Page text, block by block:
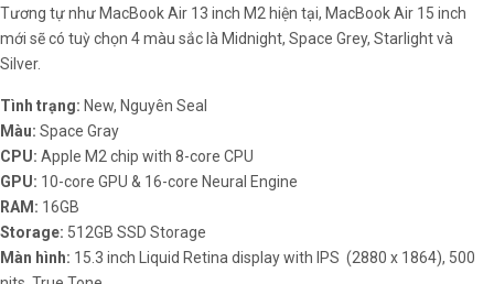
Tương tự như MacBook Air 13 inch M2 hiện tại, MacBook Air 15 inch
mới sẽ có tuỳ chọn 4 màu sắc là Midnight, Space Grey, Starlight và
Silver.
Tình trạng: New, Nguyên Seal
Màu: Space Gray
CPU: Apple M2 chip with 8-core CPU
GPU: 10-core GPU & 16-core Neural Engine
RAM: 16GB
Storage: 512GB SSD Storage
Màn hình: 15.3 inch Liquid Retina display with IPS (2880 x 1864), 500